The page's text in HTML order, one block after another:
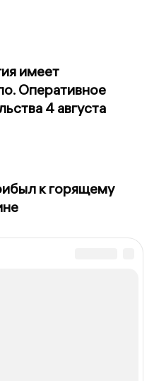
имеет
Оперативное
4 августа
к горящему